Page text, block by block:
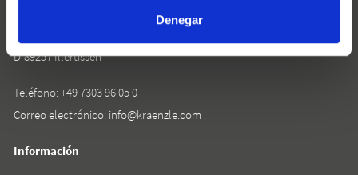
Denegar
D-89257 Illertissen
Teléfono:+49 7303 96 05 0
Correo electrónico: info@kraenzle.com
Información